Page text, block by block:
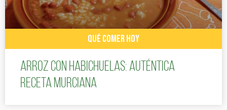
QUÉ COMER HOY
Arroz con habichuelas: auténtica
receta murciana